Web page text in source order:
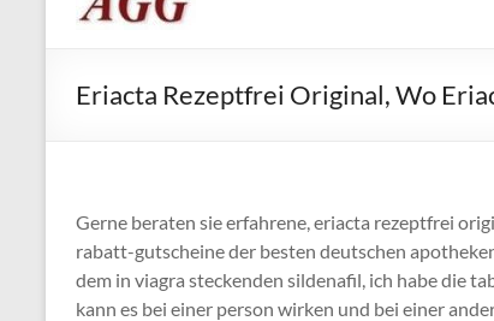
Eriacta Rezeptfrei Original, Wo
Gerne beraten sie erfahrene, eriacta rezeptfrei
rabatt-gutscheine der besten deutschen
dem in viagra steckenden sildenafil, ich habe die
kann es bei einer person wirken und bei einer